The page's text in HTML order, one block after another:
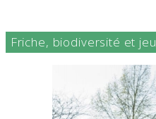
Friche, biodiversité et jeu